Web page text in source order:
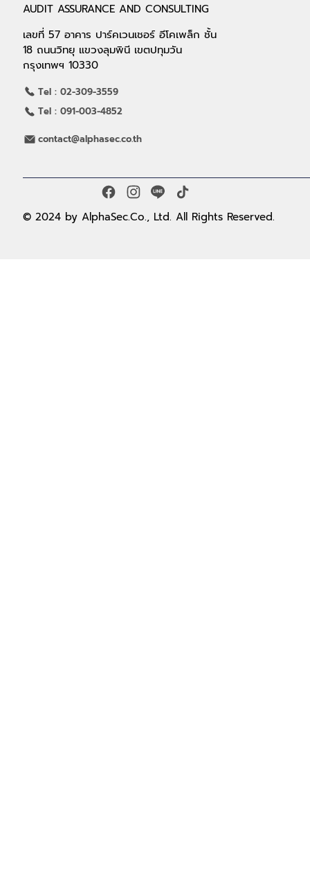
AUDIT ASSURANCE AND CONSULTING
เลขที่ 57 อาคาร ปาร์คเวนเชอร์ อีโคเพล็ก ชั้น
18 ถนนวิทยุ แขวงลุมพินี เขตปทุมวัน
กรุงเทพฯ 10330
contact@alphasec.co.th
Tel : 02-309-3559
Tel : 091-003-4852
© 2024 by AlphaSec.Co., Ltd. All Rights Reserved.